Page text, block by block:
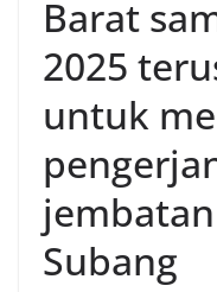
Barat
2025
untuk
Subang